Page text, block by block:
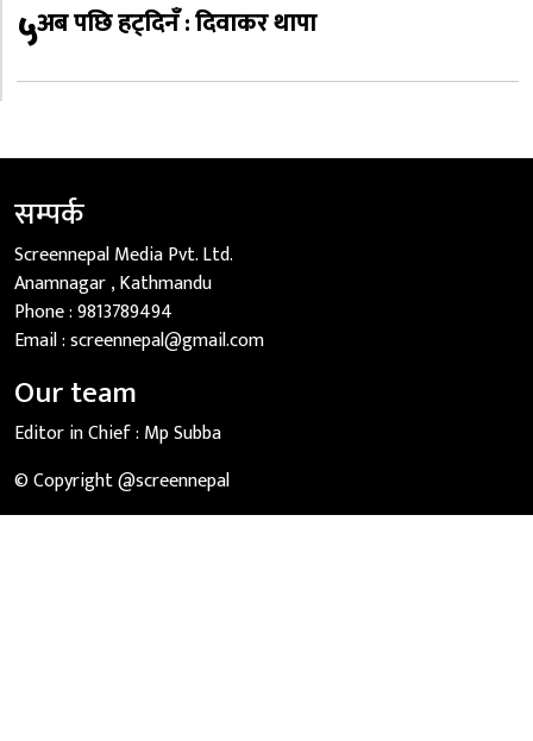
५अब पछि हट्दिनँ : दिवाकर थापा
सम्पर्क
Screennepal Media Pvt. Ltd.
Anamnagar , Kathmandu
Phone :9813789494
Email :screennepal@gmail.com
Our team
Editor in Chief : Mp Subba
© Copyright @screennepal